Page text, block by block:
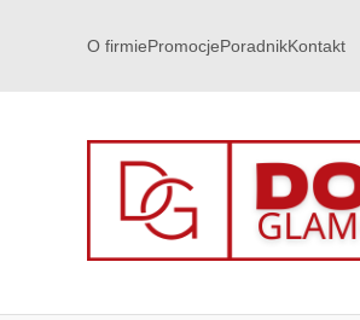
O firmiePromocjePoradnikKontakt